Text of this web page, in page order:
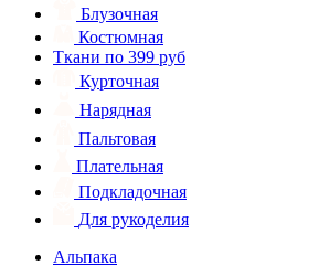
Блузочная
Костюмная
Ткани по 399 руб
Курточная
Нарядная
Пальтовая
Плательная
Подкладочная
Для рукоделия
Альпака